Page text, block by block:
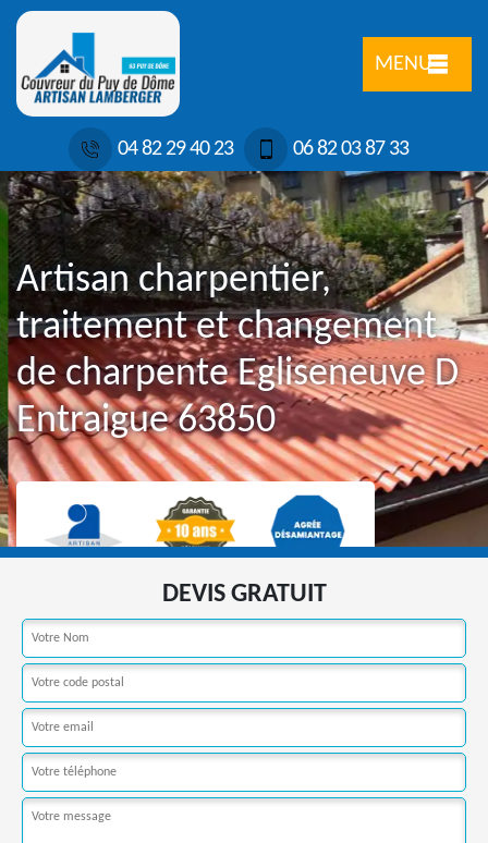
MENU
04 82 29 40 23 06 82 03 87 33
Artisan charpentier,
traitement et changement
de charpente Egliseneuve D
Entraigue 63850
DEVIS GRATUIT